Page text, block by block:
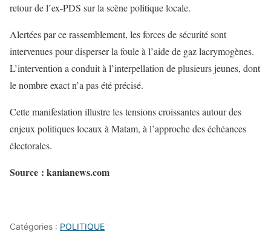
retour de l’ex-PDS sur la scène politique locale.
Alertées par ce rassemblement, les forces de sécurité sont
intervenues pour disperser la foule à l’aide de gaz lacrymogènes.
L’intervention a conduit à l’interpellation de plusieurs jeunes, dont
le nombre exact n’a pas été précisé.
Cette manifestation illustre les tensions croissantes autour des
enjeux politiques locaux à Matam, à l’approche des échéances
électorales.
Source : kanianews.com
Catégories : POLITIQUE